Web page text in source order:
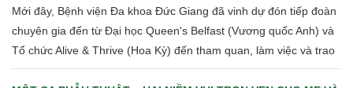
Mới đây, Bệnh viện Đa khoa Đức Giang đã vinh dự đón tiếp đoàn
chuyên gia đến từ Đại học Queen's Belfast (Vương quốc Anh) và
Tổ chức Alive & Thrive (Hoa Kỳ) đến tham quan, làm việc và trao
đổi chuyên môn về dinh dưỡng bà mẹ - trẻ em, phát triển Ngân